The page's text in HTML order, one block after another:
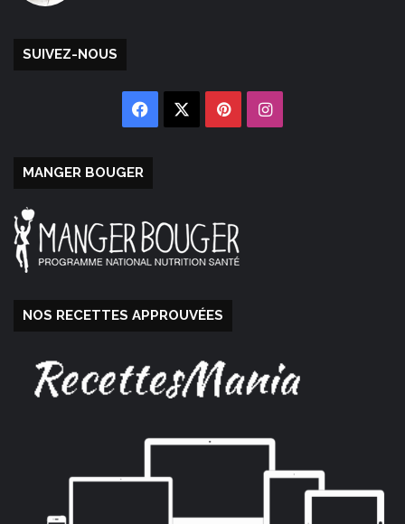
SUIVEZ-NOUS
Facebook PinterestInstagram
MANGER BOUGER
NOS RECETTES APPROUVÉES